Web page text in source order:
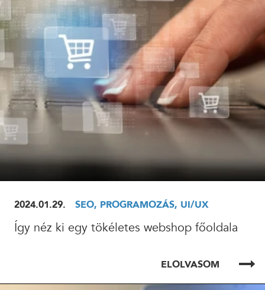
ELOLVASOM
2024.01.29. SEO, PROGRAMOZÁS, UI/UX
Így néz ki egy tökéletes webshop főoldala
ELOLVASOM